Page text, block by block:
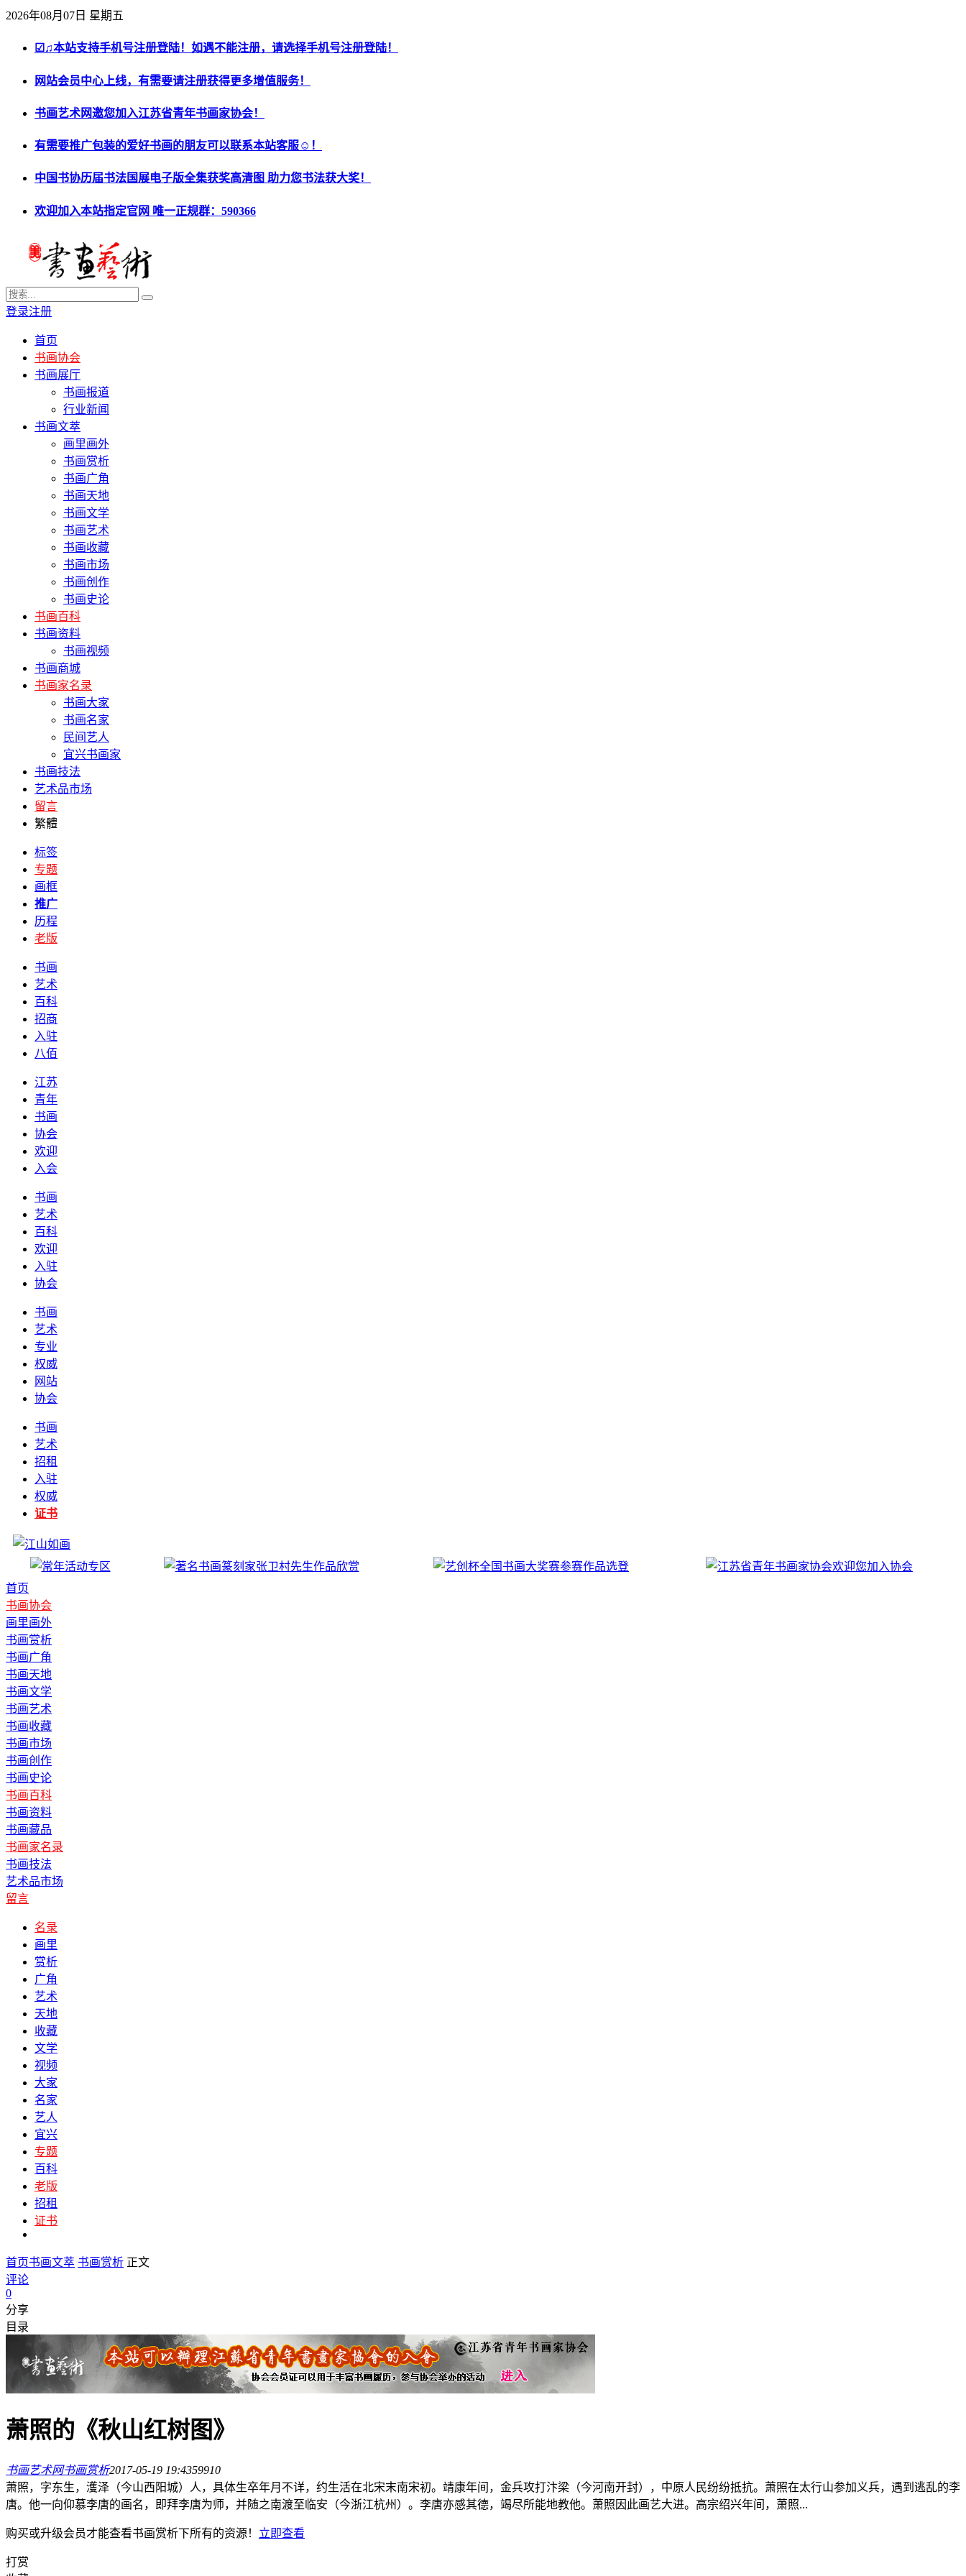
2026年08月07日 星期五
☑♫本站支持手机号注册登陆！如遇不能注册，请选择手机号注册登陆！
网站会员中心上线，有需要请注册获得更多增值服务！
书画艺术网邀您加入江苏省青年书画家协会！
有需要推广包装的爱好书画的朋友可以联系本站客服☺！
中国书协历届书法国展电子版全集获奖高清图 助力您书法获大奖！
欢迎加入本站指定官网 唯一正规群：590366
登录注册
首页
书画协会
书画展厅
书画报道
行业新闻
书画文萃
画里画外
书画赏析
书画广角
书画天地
书画文学
书画艺术
书画收藏
书画市场
书画创作
书画史论
书画百科
书画资料
书画视频
书画商城
书画家名录
书画大家
书画名家
民间艺人
宜兴书画家
书画技法
艺术品市场
留言
繁體
标签
专题
画框
推广
历程
老版
书画
艺术
百科
招商
入驻
八佰
江苏
青年
书画
协会
欢迎
入会
书画
艺术
百科
欢迎
入驻
协会
书画
艺术
专业
权威
网站
协会
书画
艺术
招租
入驻
权威
证书
首页
书画协会
画里画外
书画赏析
书画广角
书画天地
书画文学
书画艺术
书画收藏
书画市场
书画创作
书画史论
书画百科
书画资料
书画藏品
书画家名录
书画技法
艺术品市场
留言
名录
画里
赏析
广角
艺术
天地
收藏
文学
视频
大家
名家
艺人
宜兴
专题
百科
老版
招租
证书
首页书画文萃 书画赏析 正文
评论
0
分享
目录
萧照的《秋山红树图》
书画艺术网书画赏析2017-05-19 19:4359910
萧照，字东生，濩泽（今山西阳城）人，具体生卒年月不详，约生活在北宋末南宋初。靖康年间，金兵攻打汴梁（今河南开封），中原人民纷纷抵抗。萧照在太行山参加义兵，遇到逃乱的李
唐。他一向仰慕李唐的画名，即拜李唐为师，并随之南渡至临安（今浙江杭州）。李唐亦感其德，竭尽所能地教他。萧照因此画艺大进。高宗绍兴年间，萧照...
购买或升级会员才能查看书画赏析下所有的资源！ 立即查看
打赏